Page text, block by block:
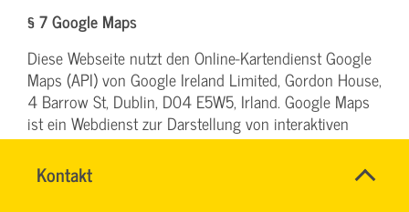
Kontakt
RONALD
Name*
§ 7 Google Maps
Diese Webseite nutzt den Online-Kartendienst Google
Maps (API) von Google Ireland Limited, Gordon House,
4 Barrow St, Dublin, D04 E5W5, Irland. Google Maps
ist ein Webdienst zur Darstellung von interaktiven
Land-Karten, um geographische Informationen visuell
darzustellen.